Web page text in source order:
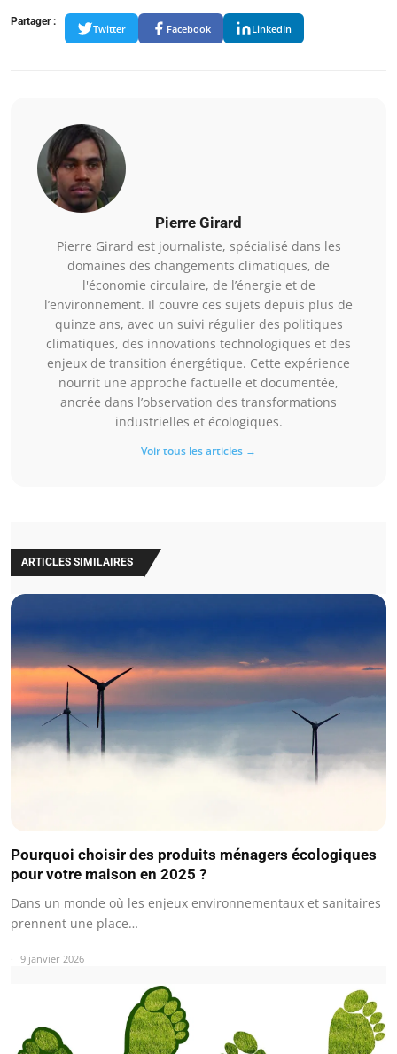
Partager :
Twitter Facebook LinkedIn
Pierre Girard
Pierre Girard est journaliste, spécialisé dans les
domaines des changements climatiques, de
l'économie circulaire, de l’énergie et de
l’environnement. Il couvre ces sujets depuis plus de
quinze ans, avec un suivi régulier des politiques
climatiques, des innovations technologiques et des
enjeux de transition énergétique. Cette expérience
nourrit une approche factuelle et documentée,
ancrée dans l’observation des transformations
industrielles et écologiques.
Voir tous les articles →
ARTICLES SIMILAIRES
Pourquoi choisir des produits ménagers écologiques
pour votre maison en 2025 ?
Dans un monde où les enjeux environnementaux et sanitaires
prennent une place…
9 janvier 2026